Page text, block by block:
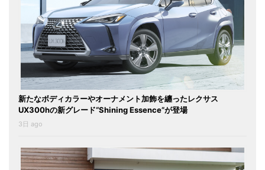
新たなボディカラーやオーナメント加飾を纏ったレクサス
UX300hの新グレード“Shining Essence”が登場
3日 ago